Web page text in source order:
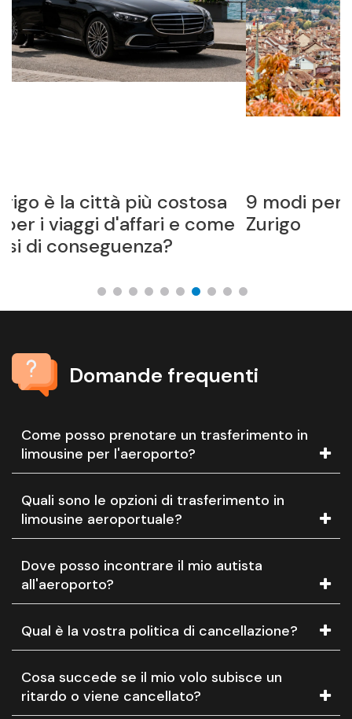
9 modi per far fruttare i tuoi soldi
Zurigo
Domande frequenti
Come posso prenotare un trasferimento in
limousine per l'aeroporto?
Quali sono le opzioni di trasferimento in
limousine aeroportuale?
Dove posso incontrare il mio autista
all'aeroporto?
Qual è la vostra politica di cancellazione?
Cosa succede se il mio volo subisce un
ritardo o viene cancellato?